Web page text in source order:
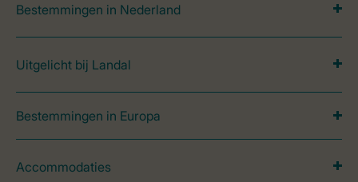
Bestemmingen in Nederland
Uitgelicht bij Landal
Bestemmingen in Europa
Accommodaties